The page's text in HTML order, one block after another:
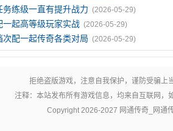
练级一直有提升战力 (2026-05-29)
起高等级玩家实战 (2026-05-29)
配一起传奇各类对局 (2026-05-29)
拒绝盗版游戏，注意自我保护，谨防受骗上
注释：本站发布所有游戏信息，均来自互联网
Copyright 2026-2027 网通传奇_网通